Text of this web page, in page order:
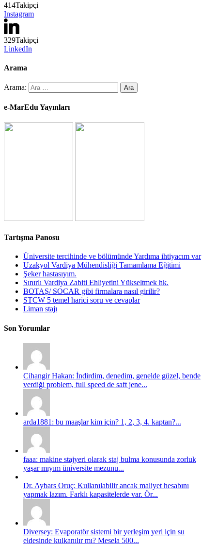
414Takipçi
Instagram
329Takipçi
LinkedIn
Arama
Arama:
e-MarEdu Yayınları
Tartışma Panosu
Üniversite tercihinde ve bölümünde Yardıma ihtiyacım var
Uzakyol Vardiya Mühendisliği Tamamlama Eğitimi
Şeker hastasıyım.
Sınırlı Vardiya Zabiti Ehliyetini Yükseltmek hk.
BOTAŞ/ SOCAR gibi firmalara nasıl girilir?
STCW 5 temel harici soru ve cevaplar
Liman stajı
Son Yorumlar
Cihangir Hakan: İndirdim, denedim, genelde güzel, bende
verdiği problem, full speed de saft jene...
arda1881: bu maaşlar kim için? 1, 2, 3, 4. kaptan?...
faaa: makine stajyeri olarak staj bulma konusunda zorluk
yaşar mıyım üniversite mezunu...
Dr. Aybars Oruç: Kullanılabilir ancak maliyet hesabını
yapmak lazım. Farklı kapasitelerde var. Ör...
Diversey: Evaporatör sistemi bir yerleşim yeri için su
eldesinde kulkanılır mı? Mesela 500...